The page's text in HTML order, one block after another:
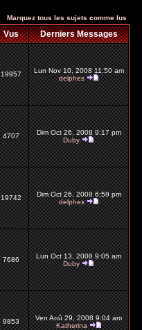
Marquez tous les sujets comme lus
Vus Derniers Messages
19957
Lun Nov 10, 2008 11:50 am
delphes
4707
Dim Oct 26, 2008 9:17 pm
Duby
19742
Dim Oct 26, 2008 6:59 pm
delphes
7686
Lun Oct 13, 2008 9:05 am
Duby
9853
Ven Aoû 29, 2008 9:04 am
Katherina